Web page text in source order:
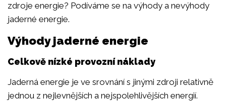
zdroje energie? Podíváme se na výhody a nevýhody
jaderné energie.
Výhody jaderné energie
Celkově nízké provozní náklady
Jaderná energie je ve srovnání s jinými zdroji relativně
jednou z nejlevnějších a nejspolehlivějších energií.